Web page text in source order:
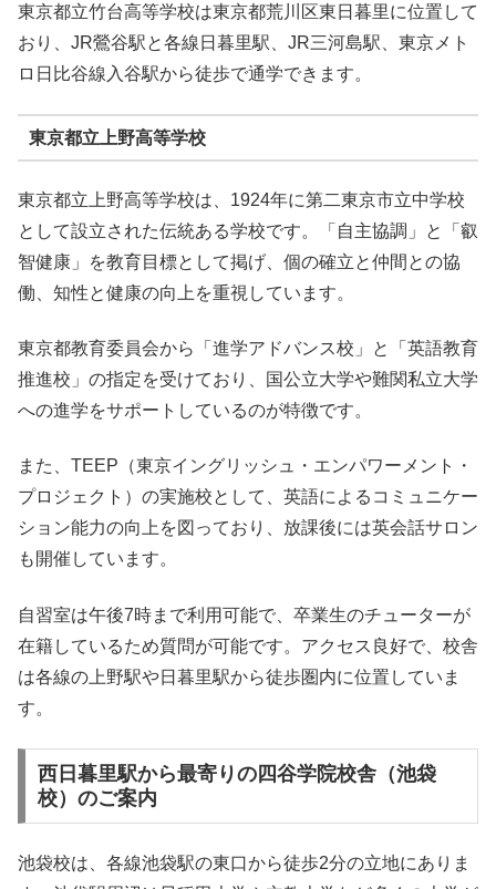
東京都立竹台高等学校は東京都荒川区東日暮里に位置して
おり、JR鶯谷駅と各線日暮里駅、JR三河島駅、東京メト
ロ日比谷線入谷駅から徒歩で通学できます。
東京都立上野高等学校
東京都立上野高等学校は、1924年に第二東京市立中学校
として設立された伝統ある学校です。「自主協調」と「叡
智健康」を教育目標として掲げ、個の確立と仲間との協
働、知性と健康の向上を重視しています。
東京都教育委員会から「進学アドバンス校」と「英語教育
推進校」の指定を受けており、国公立大学や難関私立大学
への進学をサポートしているのが特徴です。
また、TEEP（東京イングリッシュ・エンパワーメント・
プロジェクト）の実施校として、英語によるコミュニケー
ション能力の向上を図っており、放課後には英会話サロン
も開催しています。
自習室は午後7時まで利用可能で、卒業生のチューターが
在籍しているため質問が可能です。アクセス良好で、校舎
は各線の上野駅や日暮里駅から徒歩圏内に位置していま
す。
西日暮里駅から最寄りの四谷学院校舎（池袋
校）のご案内
池袋校は、各線池袋駅の東口から徒歩2分の立地にありま